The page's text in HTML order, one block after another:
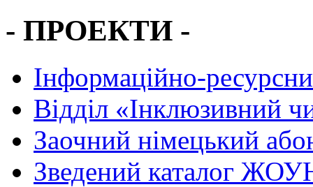
- ПРОЕКТИ -
Інформаційно-
Вiддiл «Інклюзивний
Заочний німецький
Зведений каталог